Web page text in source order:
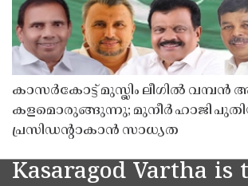
കാസർകോട്ട് മുസ്ലിം ലീഗിൽ വമ്പൻ
കളമൊരുങ്ങുന്നു; മുനീർ ഹാജി
പ്രസിഡൻ്റാകാൻ സാധ്യത
Kasaragod Vartha is